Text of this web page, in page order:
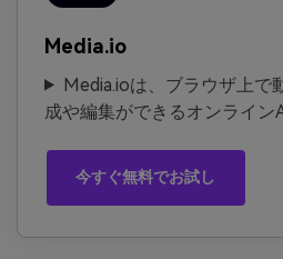
Media.io
Media.ioは、ブラウザ上で
成や編集ができるオンライン
今すぐ無料でお試し